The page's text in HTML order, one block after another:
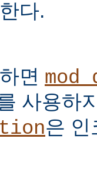
다.
면
사용하
은 인